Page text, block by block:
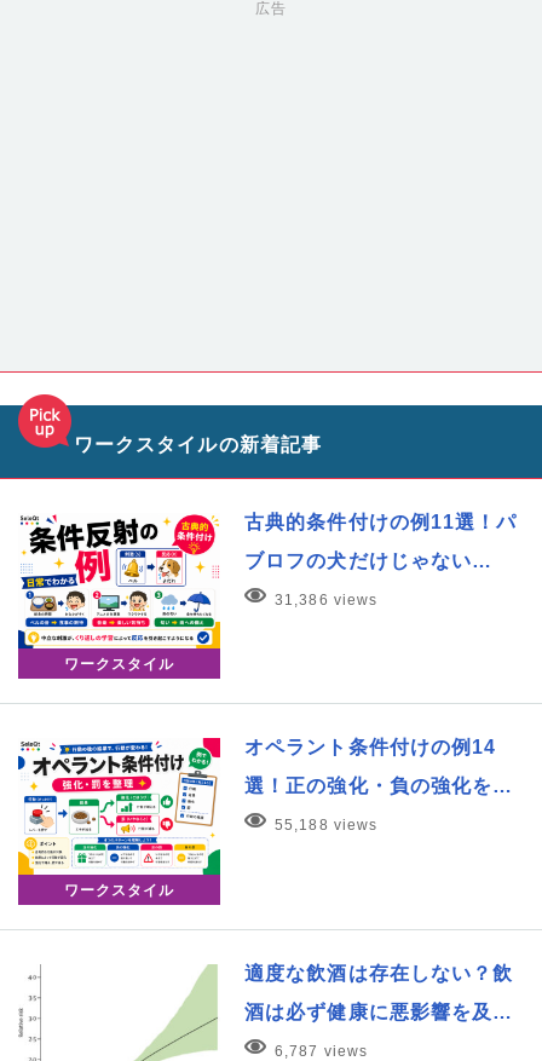
広告
ワークスタイルの新着記事
ワークスタイル
古典的条件付けの例11選！パ
ブロフの犬だけじゃない…
31,386 views
ワークスタイル
オペラント条件付けの例14
選！正の強化・負の強化を…
55,188 views
適度な飲酒は存在しない？飲
酒は必ず健康に悪影響を及…
6,787 views